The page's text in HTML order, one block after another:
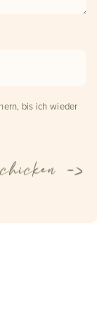
bis ich wieder